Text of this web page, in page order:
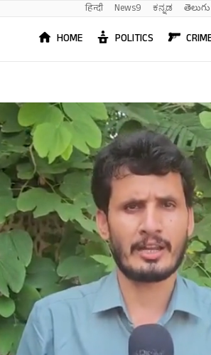
हिन्दी News9 ಕನ್ನಡ తెలుగు
HOME POLITICS